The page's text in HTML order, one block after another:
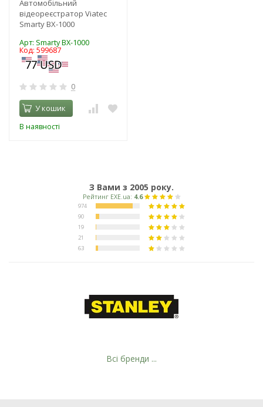
Автомобільний
відеореєстратор Viatec
Smarty BX-1000
Арт: Smarty BX-1000
Код: 599687
0
У кошик
В наявності
З Вами з 2005 року.
Всі бренди ...